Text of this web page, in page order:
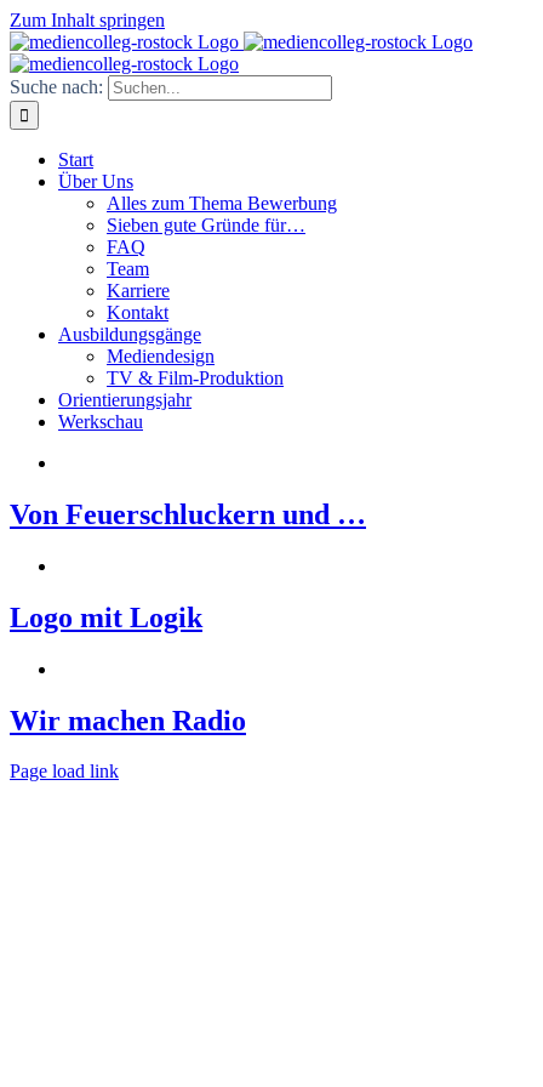
Zum Inhalt springen
Suche nach:
Start
Über Uns
Alles zum Thema Bewerbung
Sieben gute Gründe für…
FAQ
Team
Karriere
Kontakt
Ausbildungsgänge
Mediendesign
TV & Film-Produktion
Orientierungsjahr
Werkschau
Von Feuerschluckern und …
Logo mit Logik
Wir machen Radio
Page load link